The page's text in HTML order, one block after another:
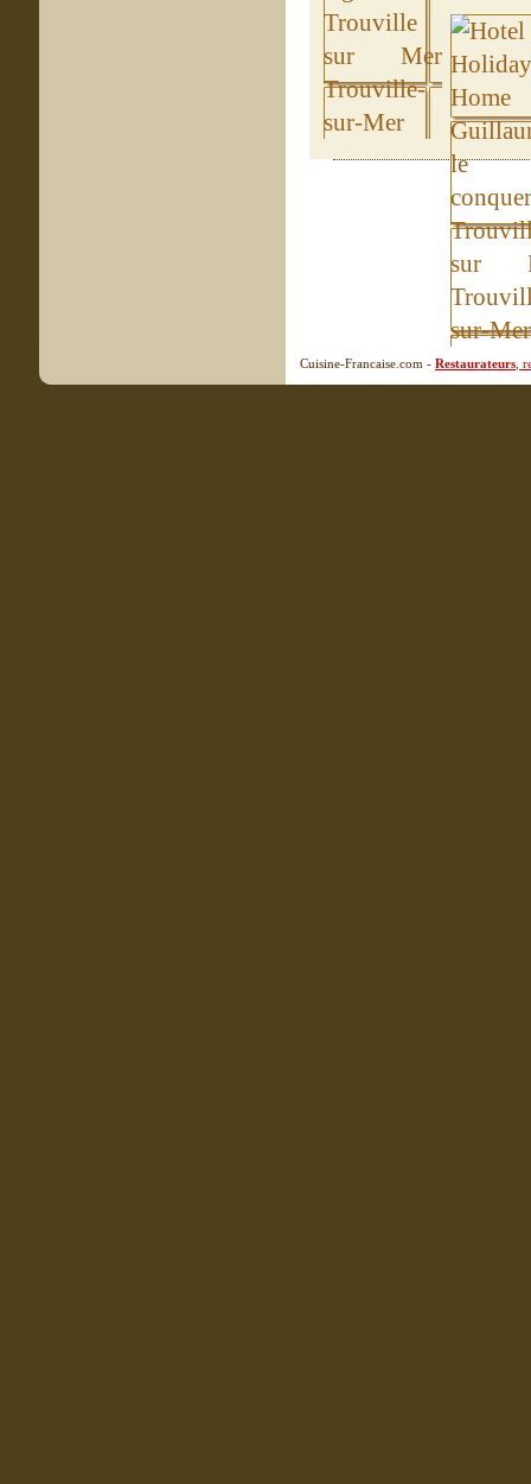
Cuisine-Francaise.com - Restaurateurs ,